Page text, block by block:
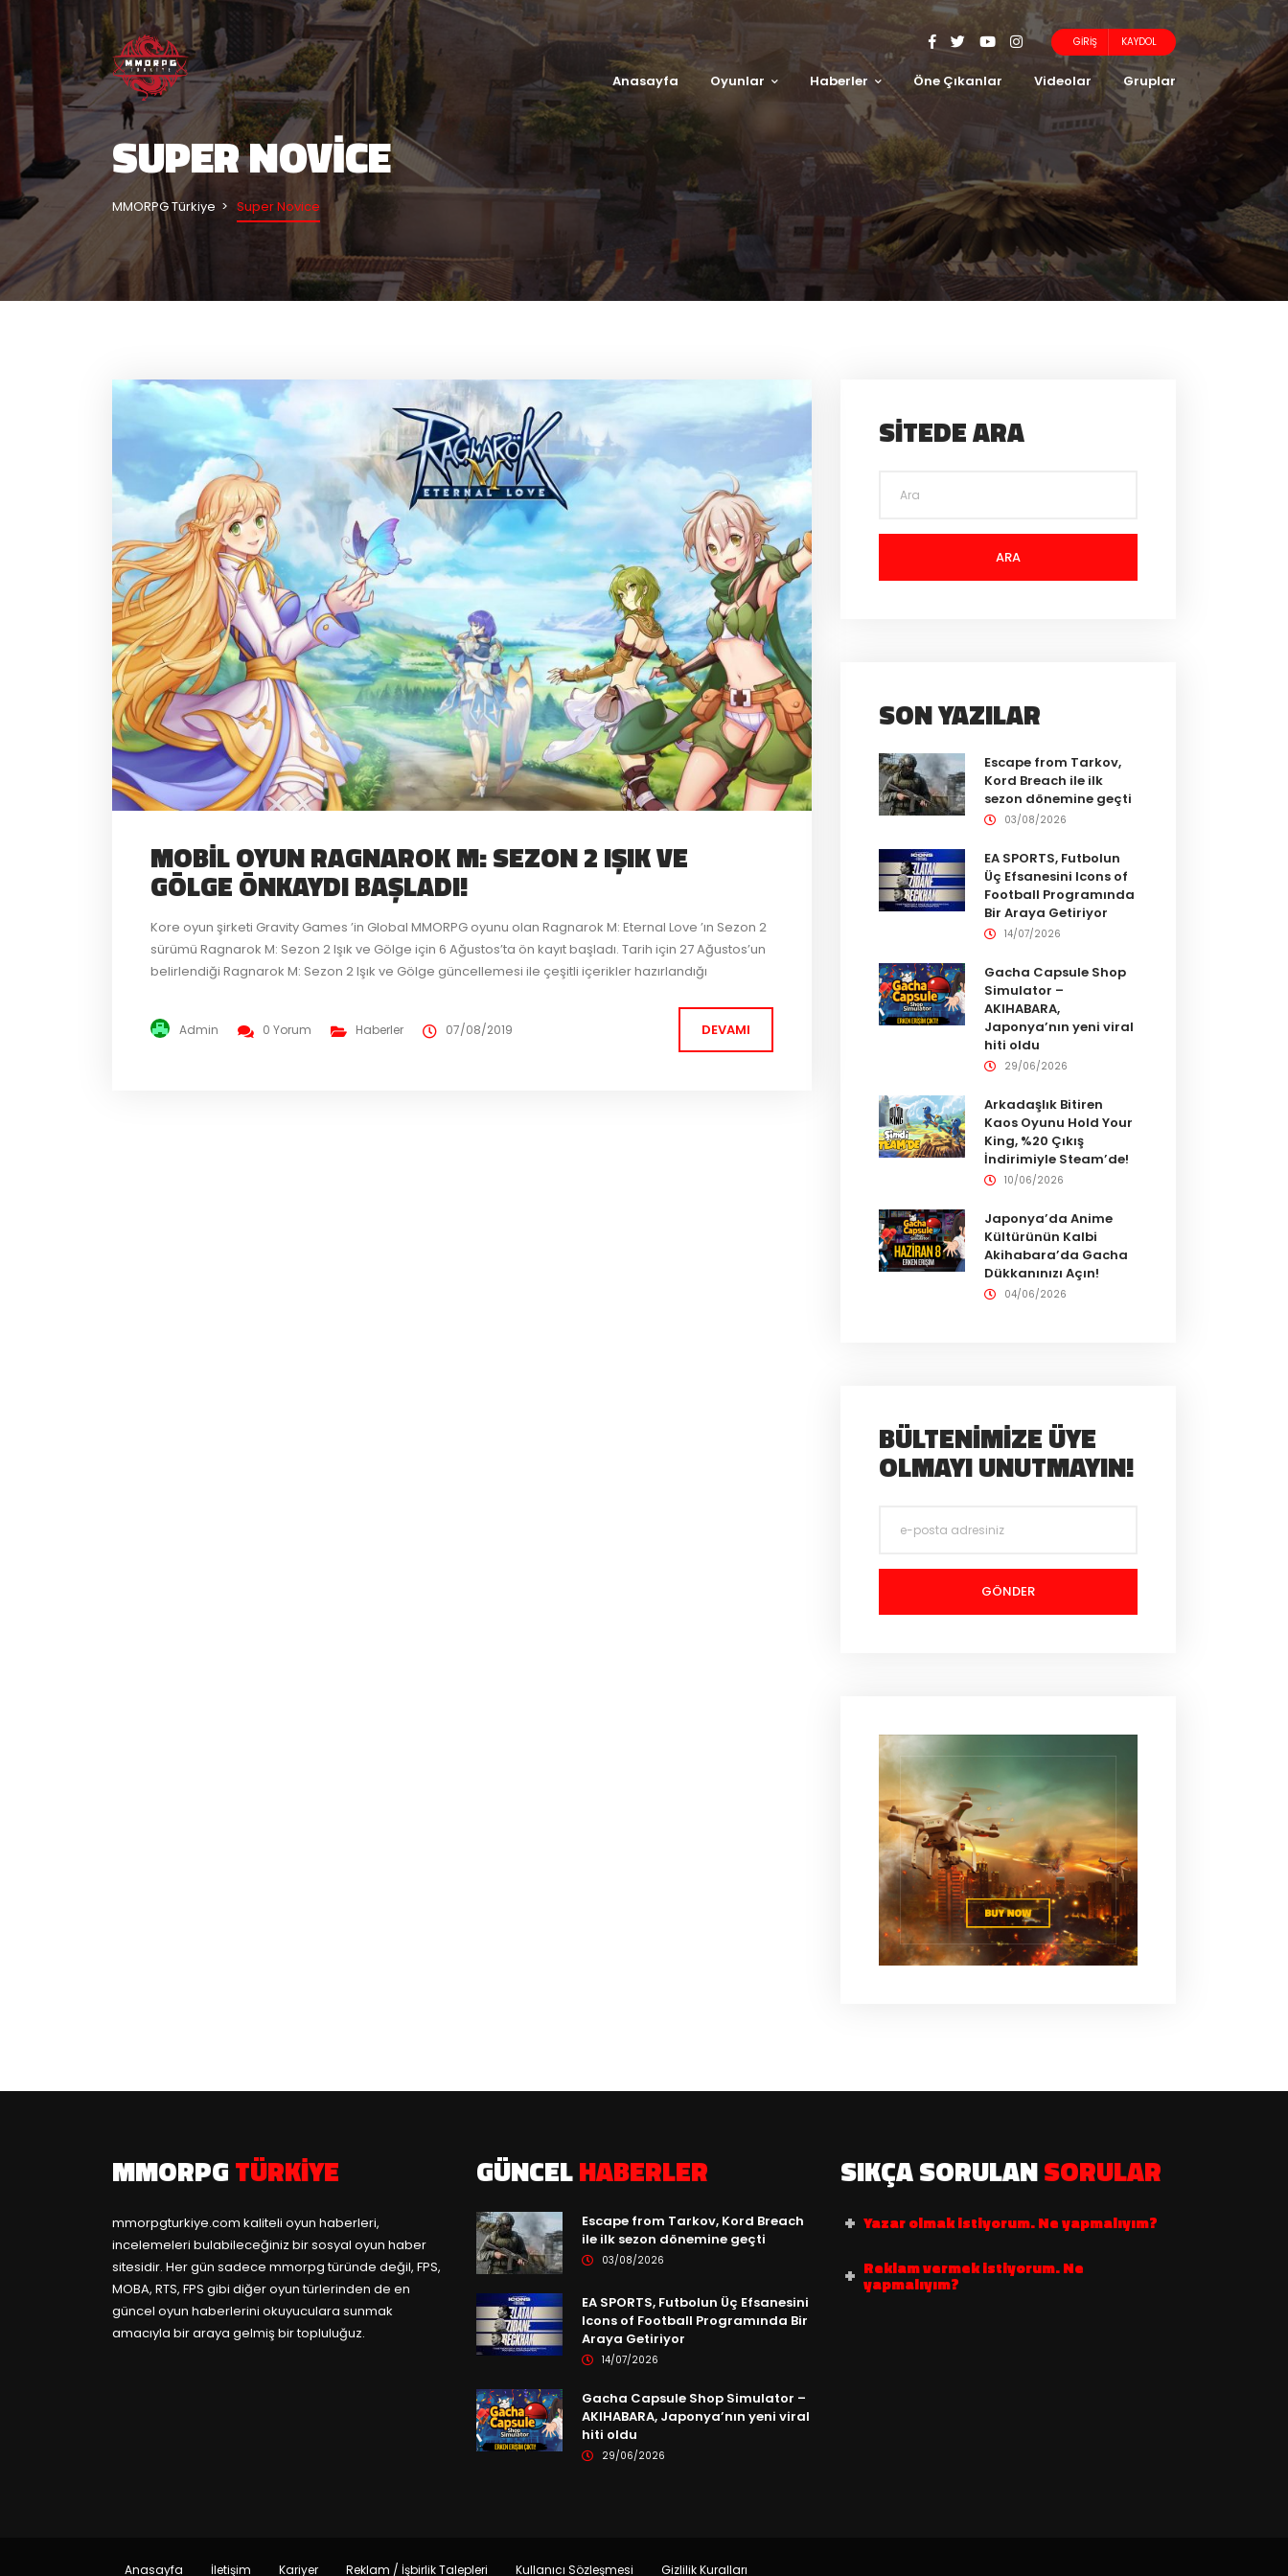
GIRIŞ KAYDOL
Anasayfa Oyunlar Haberler Öne Çıkanlar Videolar Gruplar
SUPER NOVICE
MMORPG Türkiye Super Novice
MOBIL OYUN RAGNAROK M: SEZON 2 IŞIK VE
GÖLGE ÖNKAYDI BAŞLADI!
Kore oyun şirketi Gravity Games ’in Global MMORPG oyunu olan Ragnarok M: Eternal Love ’ın Sezon 2
sürümü Ragnarok M: Sezon 2 Işık ve Gölge için 6 Ağustos’ta ön kayıt başladı. Tarih için 27 Ağustos’un
belirlendiği Ragnarok M: Sezon 2 Işık ve Gölge güncellemesi ile çeşitli içerikler hazırlandığı
Admin 0 Yorum Haberler 07/08/2019 DEVAMI
SITEDE ARA
ARA
SON YAZILAR
Escape from Tarkov,
Kord Breach ile ilk
sezon dönemine geçti
03/08/2026
EA SPORTS, Futbolun
Üç Efsanesini Icons of
Football Programında
Bir Araya Getiriyor
14/07/2026
Gacha Capsule Shop
Simulator –
AKIHABARA,
Japonya’nın yeni viral
hiti oldu
29/06/2026
Arkadaşlık Bitiren
Kaos Oyunu Hold Your
King, %20 Çıkış
İndirimiyle Steam’de!
10/06/2026
Japonya’da Anime
Kültürünün Kalbi
Akihabara’da Gacha
Dükkanınızı Açın!
04/06/2026
BÜLTENIMIZE ÜYE
OLMAYI UNUTMAYIN!
MMORPGTÜRKIYE
mmorpgturkiye.com kaliteli oyun haberleri,
incelemeleri bulabileceğiniz bir sosyal oyun haber
sitesidir. Her gün sadece mmorpg türünde değil, FPS,
MOBA, RTS, FPS gibi diğer oyun türlerinden de en
güncel oyun haberlerini okuyuculara sunmak
amacıyla bir araya gelmiş bir topluluğuz.
GÜNCELHABERLER
Escape from Tarkov, Kord Breach
ile ilk sezon dönemine geçti
03/08/2026
EA SPORTS, Futbolun Üç Efsanesini
Icons of Football Programında Bir
Araya Getiriyor
14/07/2026
Gacha Capsule Shop Simulator –
AKIHABARA, Japonya’nın yeni viral
hiti oldu
29/06/2026
SIKÇA SORULANSORULAR
Yazar olmak istiyorum. Ne yapmalıyım?
Reklam vermek istiyorum. Ne
yapmalıyım?
Anasayfa İletişim Kariyer Reklam / İşbirlik Talepleri Kullanıcı Sözleşmesi Gizlilik Kuralları